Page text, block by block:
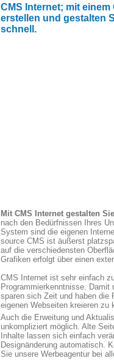
CMS Internet; mit
erstellen und gestalten
schnell.
Mit CMS Internet gestalten
nach den Bedürfnissen Ihres
System sind die eigenen
source CMS ist äußerst
auf die verschiedensten
Grafiken erfolgt über einen
CMS Internet ist sehr einfach
Programmierkenntnisse.
sparen sich Zeit und haben die
eigenen Webseiten kreieren zu
Auch die Erweitung und
unkompliziert möglich. Alte
Inhalte lassen sich einfach
Designänderung automatisch.
Sie unsere Werbeagentur bei